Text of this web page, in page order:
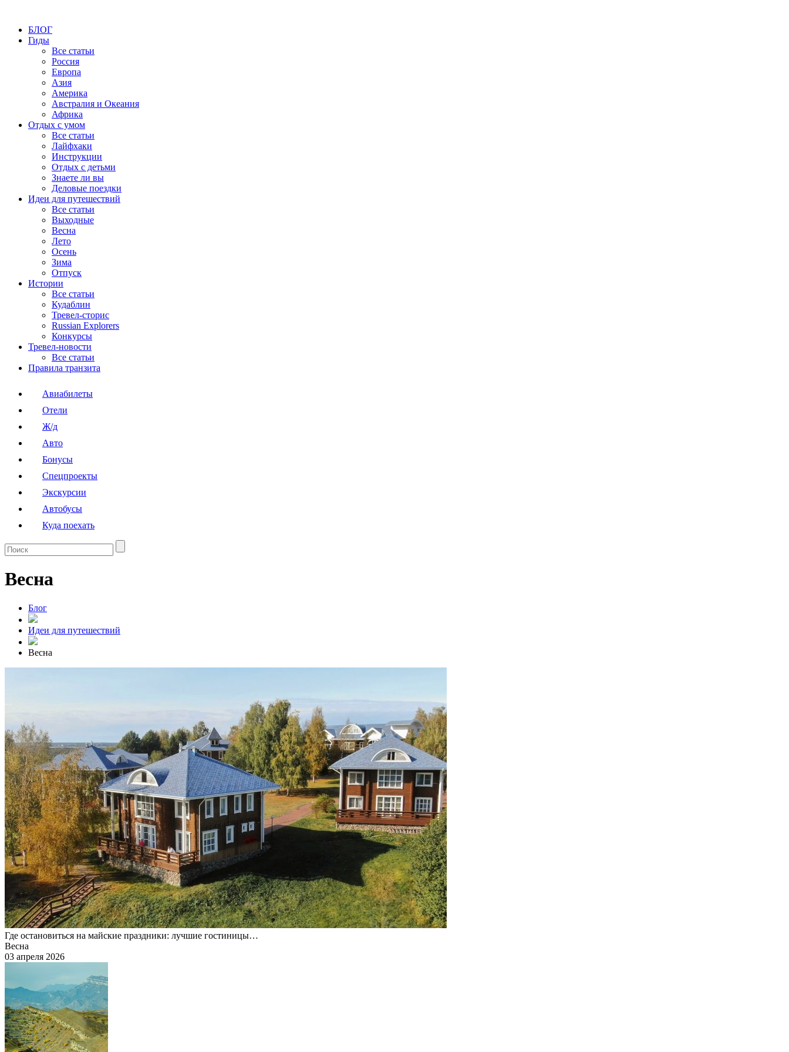
БЛОГ
Гиды
Все статьи
Россия
Европа
Азия
Америка
Австралия и Океания
Африка
Отдых с умом
Все статьи
Лайфхаки
Инструкции
Отдых с детьми
Знаете ли вы
Деловые поездки
Идеи для путешествий
Все статьи
Выходные
Весна
Лето
Осень
Зима
Отпуск
Истории
Все статьи
Кудаблин
Тревел-сторис
Russian Explorers
Конкурсы
Тревел-новости
Все статьи
Правила транзита
Авиабилеты
Отели
Ж/д
Авто
Бонусы
Спецпроекты
Экскурсии
Автобусы
Куда поехать
Весна
Блог
Идеи для путешествий
Весна
Где остановиться на майские праздники: лучшие гостиницы…
Весна
03 апреля 2026